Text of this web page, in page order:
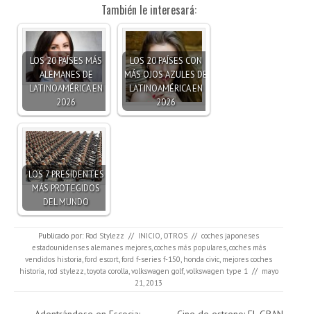
También le interesará:
LOS 20 PAÍSES MÁS
ALEMANES DE
LATINOAMÉRICA EN
2026
LOS 20 PAÍSES CON
MÁS OJOS AZULES DE
LATINOAMÉRICA EN
2026
LOS 7 PRESIDENTES
MÁS PROTEGIDOS
DEL MUNDO
Publicado por: Rod Stylezz // INICIO OTROS // coches japoneses
estadounidenses alemanes mejores, coches más populares, coches más
vendidos historia ford escort ford f-series f-150 honda civic mejores coches
historia rod stylezz toyota corolla volkswagen golf, volkswagen type 1 // mayo
21, 2013
Navegación de entradas